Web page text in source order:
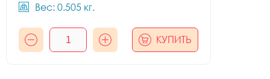
Вес: 0.505 кг.
КУПИТЬ